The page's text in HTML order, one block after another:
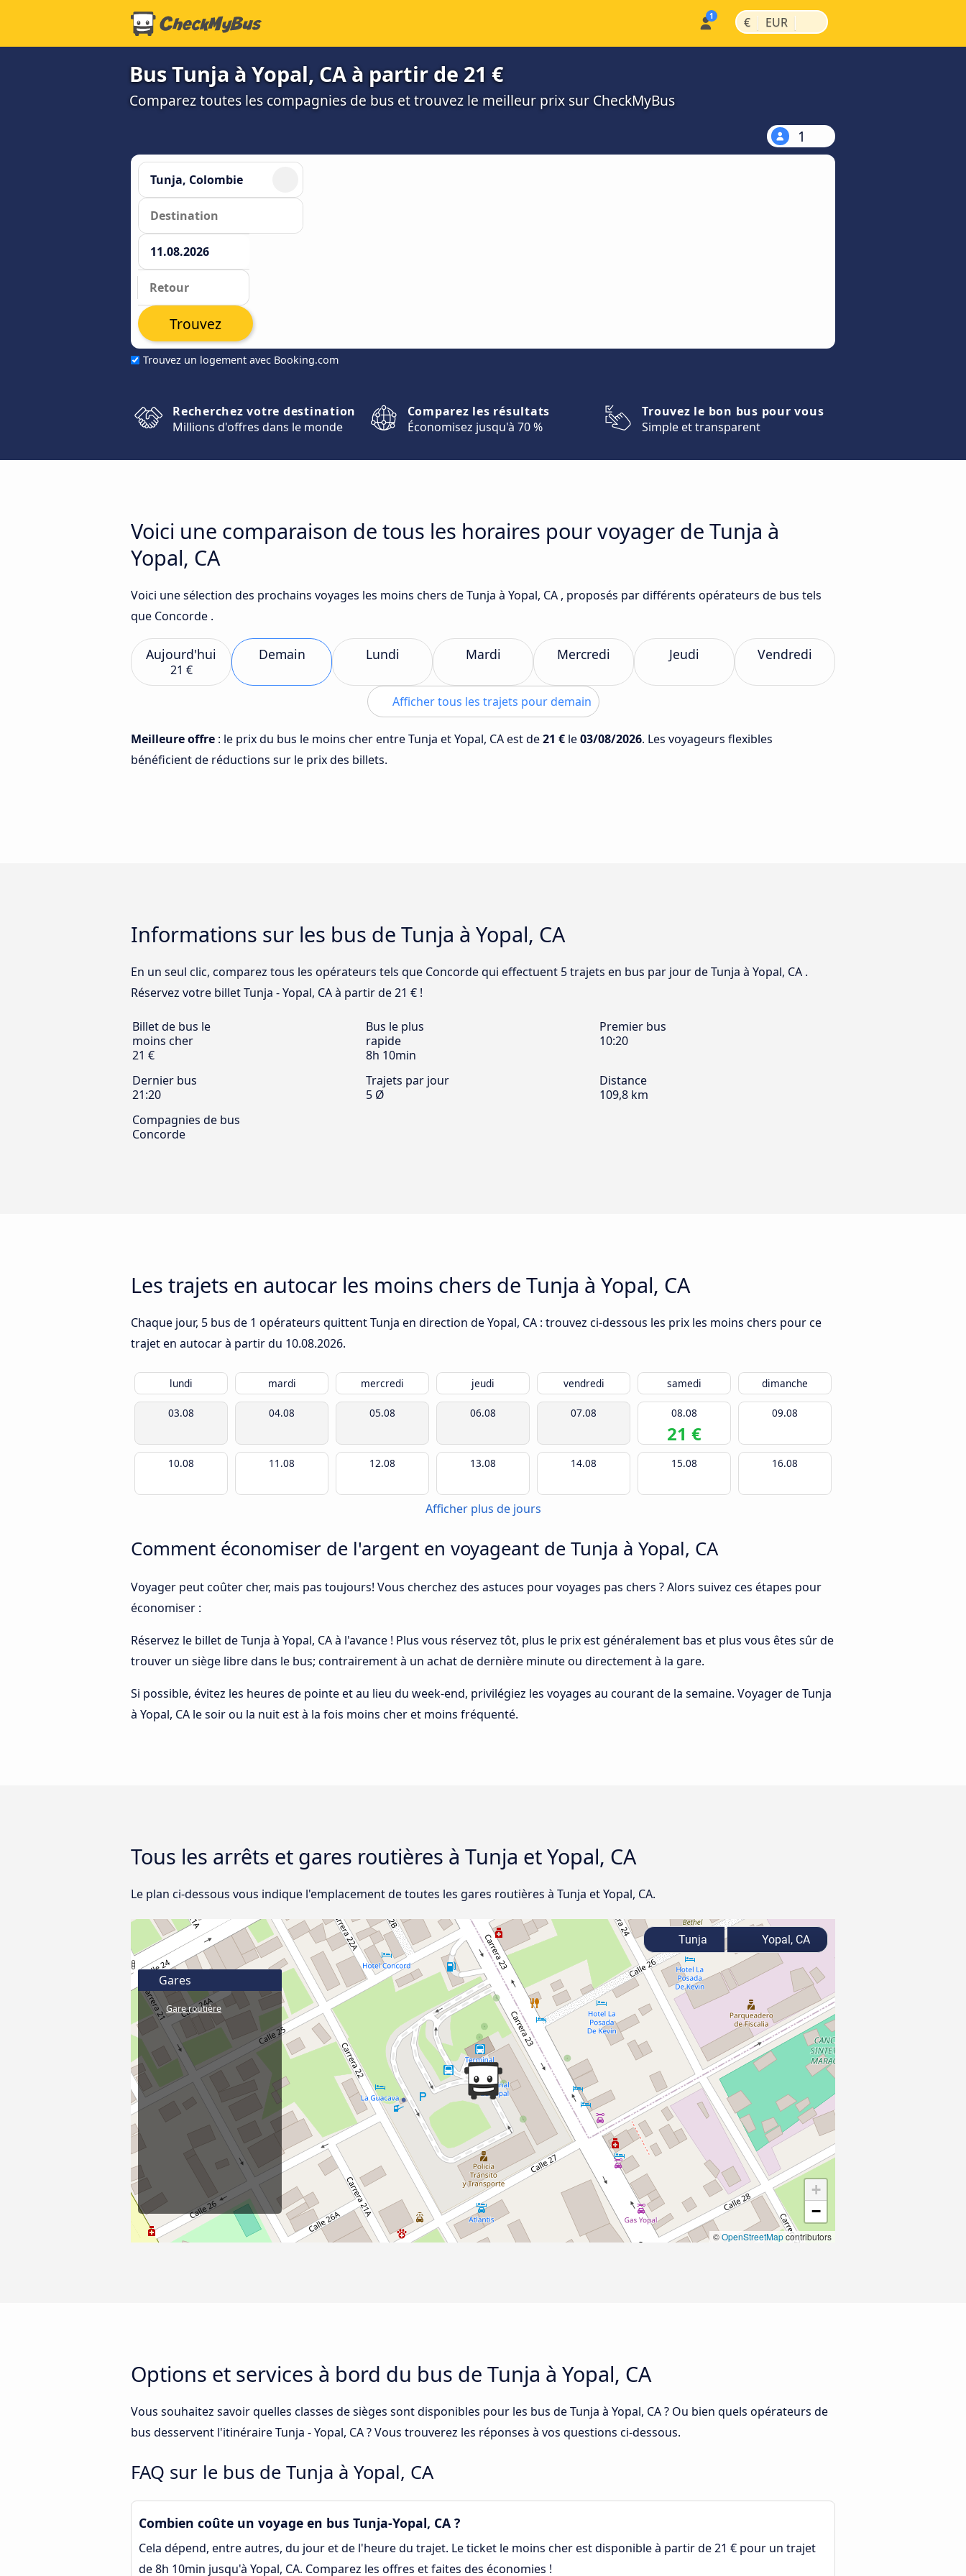
€ | EUR |
Bus Tunja à Yopal, CA à partir de 21 €
Comparez toutes les compagnies de bus et trouvez le meilleur prix sur CheckMyBus
1
Trouvez un logement avec Booking.com
Trouvez
Recherchez votre destination
Millions d'offres dans le monde
Comparez les résultats
Économisez jusqu'à 70 %
Trouvez le bon bus pour vous
Simple et transparent
Voici une comparaison de tous les horaires pour voyager de Tunja à
Yopal, CA
Voici une sélection des prochains voyages les moins chers de Tunja à Yopal, CA , proposés par différents opérateurs de bus tels
que Concorde .
Aujourd'hui
21 €
Demain Lundi Mardi Mercredi Jeudi Vendredi
Afficher tous les trajets pour demain
Meilleure offre : le prix du bus le moins cher entre Tunja et Yopal, CA est de21 € le03/08/2026. Les voyageurs flexibles
bénéficient de réductions sur le prix des billets.
Informations sur les bus de Tunja à Yopal, CA
En un seul clic, comparez tous les opérateurs tels que Concorde qui effectuent 5 trajets en bus par jour de Tunja à Yopal, CA .
Réservez votre billet Tunja - Yopal, CA à partir de 21 € !
Billet de bus le
moins cher
21 €
Bus le plus
rapide
8h 10min
Premier bus
10:20
Dernier bus
21:20
Trajets par jour
5 Ø
Distance
109,8 km
Compagnies de bus
Concorde
Les trajets en autocar les moins chers de Tunja à Yopal, CA
Chaque jour, 5 bus de 1 opérateurs quittent Tunja en direction de Yopal, CA : trouvez ci-dessous les prix les moins chers pour ce
trajet en autocar à partir du 10.08.2026.
lundi mardi mercredi jeudi vendredi samedi dimanche
03.08 04.08 05.08 06.08 07.08 08.08
21 €
09.08
10.08 11.08 12.08 13.08 14.08 15.08 16.08
Afficher plus de jours
Comment économiser de l'argent en voyageant de Tunja à Yopal, CA
Voyager peut coûter cher, mais pas toujours! Vous cherchez des astuces pour voyages pas chers ? Alors suivez ces étapes pour
économiser :
Réservez le billet de Tunja à Yopal, CA à l'avance ! Plus vous réservez tôt, plus le prix est généralement bas et plus vous êtes sûr de
trouver un siège libre dans le bus; contrairement à un achat de dernière minute ou directement à la gare.
Si possible, évitez les heures de pointe et au lieu du week-end, privilégiez les voyages au courant de la semaine. Voyager de Tunja
à Yopal, CA le soir ou la nuit est à la fois moins cher et moins fréquenté.
Tous les arrêts et gares routières à Tunja et Yopal, CA
Le plan ci-dessous vous indique l'emplacement de toutes les gares routières à Tunja et Yopal, CA.
+
−
©OpenStreetMapcontributors
Gares
Gare routière
Tunja Yopal, CA
Options et services à bord du bus de Tunja à Yopal, CA
Vous souhaitez savoir quelles classes de sièges sont disponibles pour les bus de Tunja à Yopal, CA ? Ou bien quels opérateurs de
bus desservent l'itinéraire Tunja - Yopal, CA ? Vous trouverez les réponses à vos questions ci-dessous.
FAQ sur le bus de Tunja à Yopal, CA
Combien coûte un voyage en bus Tunja-Yopal, CA ?
Cela dépend, entre autres, du jour et de l'heure du trajet. Le ticket le moins cher est disponible à partir de 21 € pour un trajet
de 8h 10min jusqu'à Yopal, CA. Comparez les offres et faites des économies !